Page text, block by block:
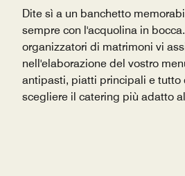
Dite sì a un banchetto
sempre con l'acquolina in
organizzatori di matrimoni vi
nell'elaborazione del vostro
antipasti, piatti principali e tutto
scegliere il catering più adatto